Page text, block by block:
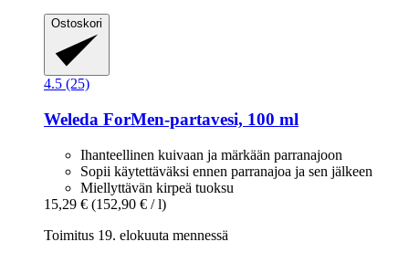
Ostoskori
4.5 (25)
Weleda ForMen-​partavesi, 100 ml
Ihanteellinen kuivaan ja märkään parranajoon
Sopii käytettäväksi ennen parranajoa ja sen jälkeen
Miellyttävän kirpeä tuoksu
15,29 € (152,90 € / l)
Toimitus 19. elokuuta mennessä